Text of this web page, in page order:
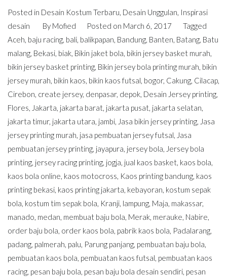
Posted in Desain Kostum Terbaru, Desain Unggulan, Inspirasi
desain
By Mofied Posted on March 6, 2017
Tagged
Aceh, baju racing, bali, balikpapan, Bandung, Banten, Batang, Batu
malang, Bekasi, biak, Bikin jaket bola, bikin jersey basket murah,
bikin jersey basket printing, Bikin jersey bola printing murah, bikin
jersey murah, bikin kaos, bikin kaos futsal, bogor, Cakung, Cilacap,
Cirebon, create jersey, denpasar, depok, Desain Jersey printing,
Flores, Jakarta, jakarta barat, jakarta pusat, jakarta selatan,
jakarta timur, jakarta utara, jambi, Jasa bikin jersey printing, Jasa
jersey printing murah, jasa pembuatan jersey futsal, Jasa
pembuatan jersey printing, jayapura, jersey bola, Jersey bola
printing, jersey racing printing, jogja, jual kaos basket, kaos bola,
kaos bola online, kaos motocross, Kaos printing bandung, kaos
printing bekasi, kaos printing jakarta, kebayoran, kostum sepak
bola, kostum tim sepak bola, Kranji, lampung, Maja, makassar,
manado, medan, membuat baju bola, Merak, merauke, Nabire,
order baju bola, order kaos bola, pabrik kaos bola, Padalarang,
padang, palmerah, palu, Parung panjang, pembuatan baju bola,
pembuatan kaos bola, pembuatan kaos futsal, pembuatan kaos
racing, pesan baju bola, pesan baju bola desain sendiri, pesan